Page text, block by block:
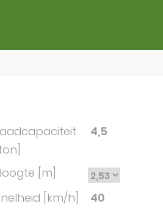
4,5
[m]
[km/h]
40